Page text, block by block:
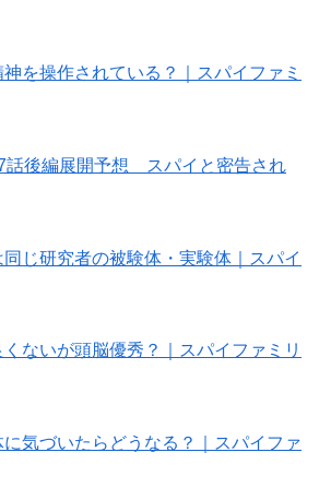
を操作されている？｜スパイファミ
話後編展開予想 スパイと密告され
じ研究者の被験体・実験体｜スパイ
ないが頭脳優秀？｜スパイファミリ
気づいたらどうなる？｜スパイファ